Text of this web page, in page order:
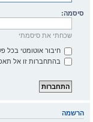
סיסמה:
שכחתי את סיסמתי
חיבור אוטומטי
בהתחברות זו אל
הרשמה